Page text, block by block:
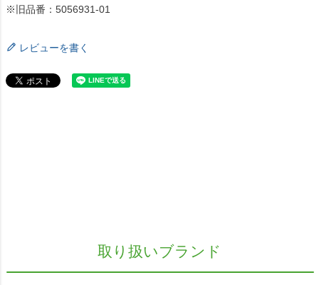
※旧品番：5056931-01
レビューを書く
取り扱いブランド